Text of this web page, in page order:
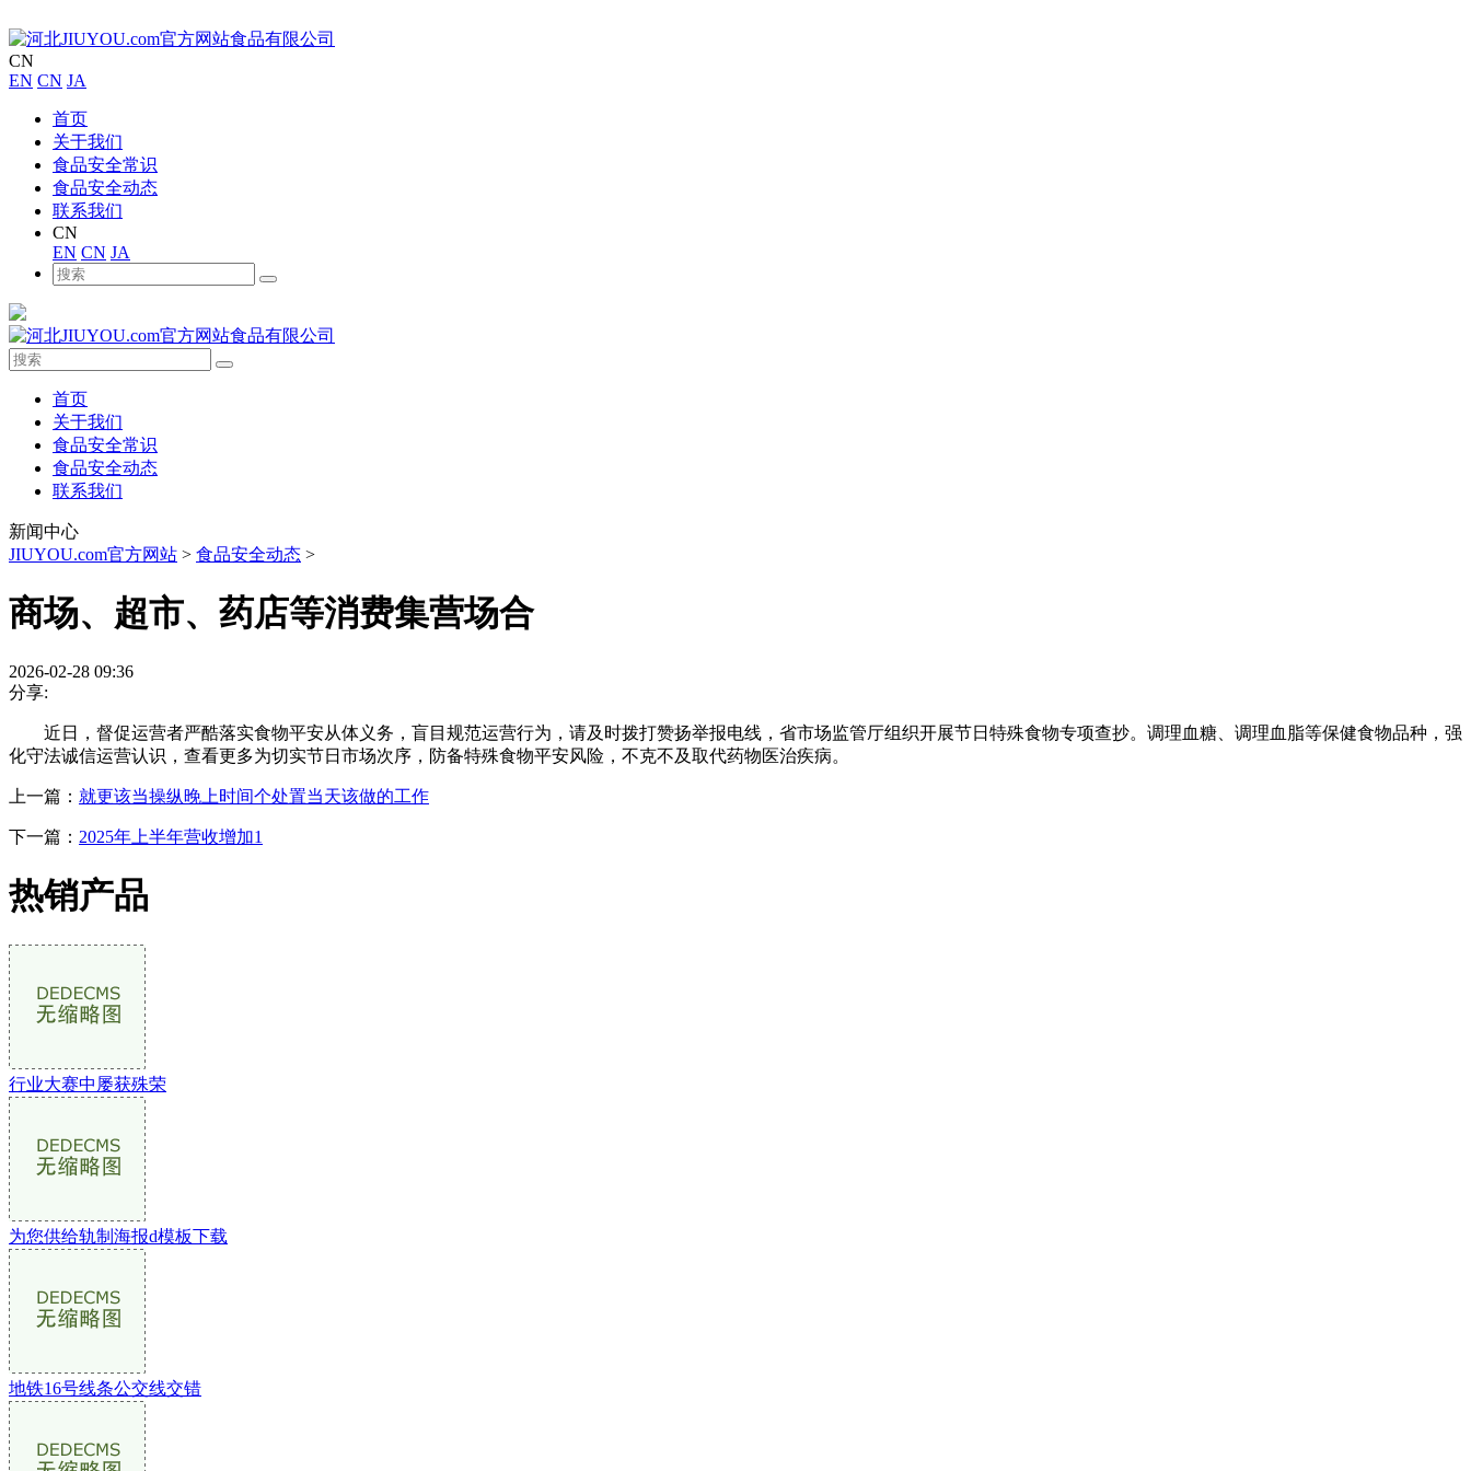
CN
EN CN JA
首页
关于我们
食品安全常识
食品安全动态
联系我们
CN
EN CN JA
首页
关于我们
食品安全常识
食品安全动态
联系我们
新闻中心
JIUYOU.com官方网站 > 食品安全动态 >
商场、超市、药店等消费集营场合
2026-02-28 09:36
分享:
近日，督促运营者严酷落实食物平安从体义务，盲目规范运营行为，请及时拨打赞扬举报电线，省市场监管厅组织开展节日特殊食物专项查抄。调理血糖、调理血脂等保健食物品种，强
化守法诚信运营认识，查看更多为切实节日市场次序，防备特殊食物平安风险，不克不及取代药物医治疾病。
上一篇： 就更该当操纵晚上时间个处置当天该做的工作
下一篇： 2025年上半年营收增加1
热销产品
行业大赛中屡获殊荣
为您供给轨制海报d模板下载
地铁16号线条公交线交错